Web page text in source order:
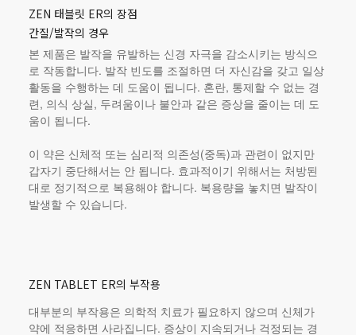
ZEN 태블릿 ER의 장점
간질/발작의 경우
본 제품은 발작을 유발하는 신경 자극을 감소시키는 방식으
로 작동합니다. 발작 빈도를 조절하면 더 자신감을 갖고 일상
활동을 수행하는 데 도움이 됩니다. 혼란, 통제할 수 없는 경
련, 의식 상실, 두려움이나 불안과 같은 증상을 줄이는 데 도
움이 됩니다.
이 약은 신체적 또는 심리적 의존성(중독)과 관련이 없지만
갑자기 중단해서는 안 됩니다. 효과적이기 위해서는 처방된
대로 정기적으로 복용해야 합니다. 복용량을 놓치면 발작이
발생할 수 있습니다.
ZEN TABLET ER의 부작용
대부분의 부작용은 의학적 치료가 필요하지 않으며 신체가
약에 적응하면 사라집니다. 증상이 지속되거나 걱정되는 경